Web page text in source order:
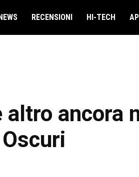
RECENSIONI HI-TECH
ancora